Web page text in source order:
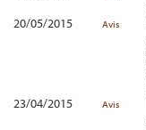
20/05/2015
Avis
23/04/2015
Avis